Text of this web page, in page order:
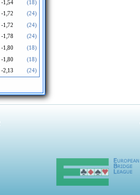
-1,54 (18)
-1,72
(24)
-1,72 (24)
-1,78 (24)
-1,80
(18)
-1,80 (18)
-2,13 (24)